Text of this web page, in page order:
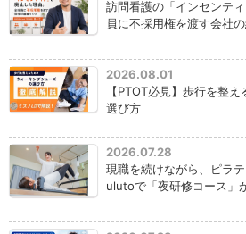
訪問看護の「インセンテ
員に不採用権を渡す会社
2026.08.01
【PTOT必見】歩行を整
選び方
2026.07.28
現職を続けながら、ピラ
ulutoで「夜研修コース」